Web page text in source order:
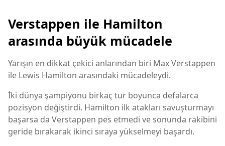
Verstappen ile Hamilton
arasında büyük mücadele
Yarışın en dikkat çekici anlarından biri Max Verstappen
ile Lewis Hamilton arasındaki mücadeleydi.
İki dünya şampiyonu birkaç tur boyunca defalarca
pozisyon değiştirdi. Hamilton ilk atakları savuşturmayı
başarsa da Verstappen pes etmedi ve sonunda rakibini
geride bırakarak ikinci sıraya yükselmeyi başardı.